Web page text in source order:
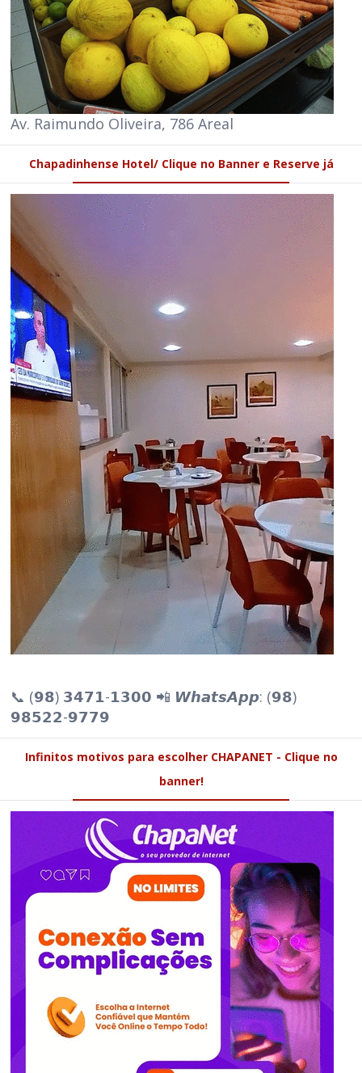
Av. Raimundo Oliveira, 786 Areal
Chapadinhense Hotel/ Clique no Banner e Reserve já
📞 (𝟵𝟴) 𝟯𝟰𝟳𝟭-𝟭𝟯𝟬𝟬 📲 𝙒𝙝𝙖𝙩𝙨𝘼𝙥𝙥: (𝟵𝟴)
𝟵𝟴𝟱𝟮𝟮-𝟵𝟳𝟳𝟵
Infinitos motivos para escolher CHAPANET - Clique no
banner!